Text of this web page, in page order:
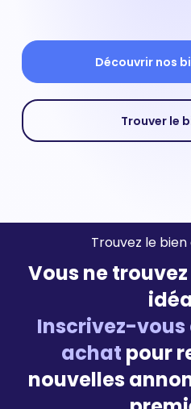
Découvrir nos
Trouver le
Trouvez le
Vous ne
Inscrivez-
achat pour
nouvelles